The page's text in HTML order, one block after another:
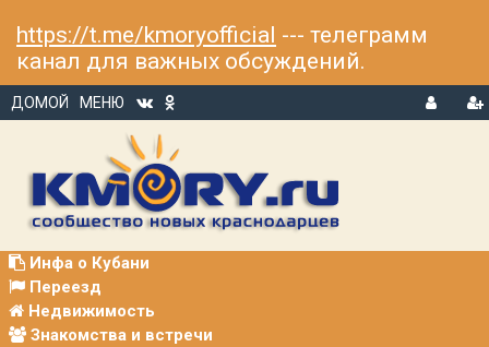
https://t.me/kmoryofficial --- телеграмм
канал для важных обсуждений.
ДОМОЙ
МЕНЮ
В
Р
Инфа о Кубани
Переезд
Недвижимость
Знакомства и встречи